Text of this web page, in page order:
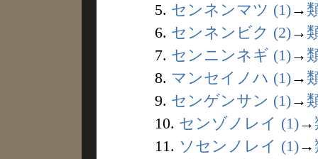
5. センネンマツ (1)→
6. センネンビク (2)→
7. センニンネギ (1)→
8. マンセイノハ (1)→
9. センゲンサン (1)→
10. センゾノレイ (1)→
11. ソセンノレイ (1)→